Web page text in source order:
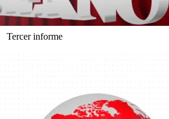
Tercer informe